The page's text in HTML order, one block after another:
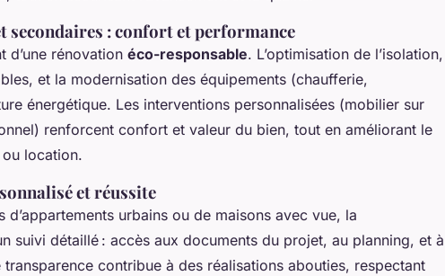
secondaires : confort et performance
d’une rénovation éco-responsable. L’optimisation de l’isolation,
et la modernisation des équipements (chaufferie,
énergétique. Les interventions personnalisées (mobilier sur
renforcent confort et valeur du bien, tout en améliorant le
location.
et réussite
d’appartements urbains ou de maisons avec vue, la
suivi détaillé : accès aux documents du projet, au planning, et à
contribue à des réalisations abouties, respectant